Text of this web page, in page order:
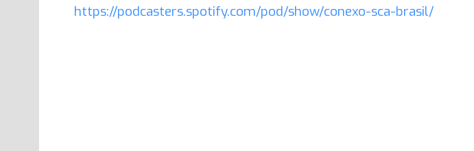
https://podcasters.spotify.com/pod/show/conexo-sca-brasil/